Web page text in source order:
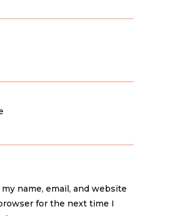
my name, email, and website
for the next time I